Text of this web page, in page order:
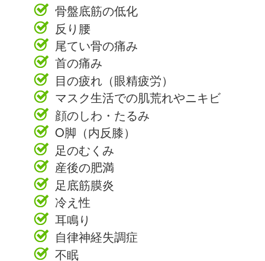
骨盤底筋の低化
反り腰
尾てい骨の痛み
首の痛み
目の疲れ（眼精疲労）
マスク生活での肌荒れやニキビ
顔のしわ・たるみ
O脚（内反膝）
足のむくみ
産後の肥満
足底筋膜炎
冷え性
耳鳴り
自律神経失調症
不眠